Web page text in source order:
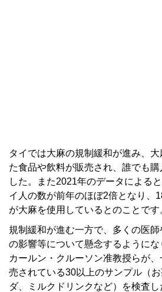
タイでは大麻の規制緩和が進み、
た食品や飲料が販売され、誰でも
した。また2021年のデータによる
イ人の数が前年のほぼ2倍となり、
が大麻を使用しているとのことです
規制緩和が進む一方で、多くの医
の影響等について懸念するように
カールン・クルーソン准教授らが
売されている30以上のサンプル（
ダ、ミルクドリンクなど）を検査